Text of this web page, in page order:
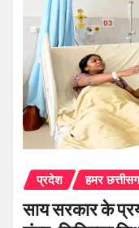
प्रदेश हमर
साय सरकार के